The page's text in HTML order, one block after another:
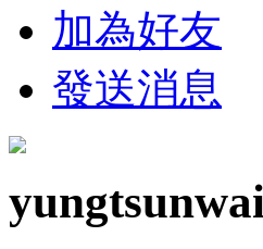
加為好友
發送消息